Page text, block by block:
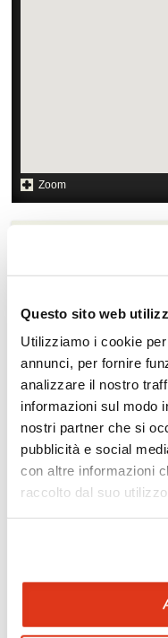
Questo sito web
Utilizziamo i cookie
annunci, per fornire
analizzare il nostro
informazioni sul modo
nostri partner che si
pubblicità e social
con altre informazioni
raccolto dal suo
Zoom
Da non perdere in
Tour culturali
Soggiorno balneare